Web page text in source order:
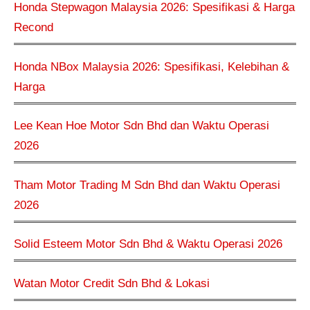
Honda Stepwagon Malaysia 2026: Spesifikasi & Harga
Recond
Honda NBox Malaysia 2026: Spesifikasi, Kelebihan &
Harga
Lee Kean Hoe Motor Sdn Bhd dan Waktu Operasi
2026
Tham Motor Trading M Sdn Bhd dan Waktu Operasi
2026
Solid Esteem Motor Sdn Bhd & Waktu Operasi 2026
Watan Motor Credit Sdn Bhd & Lokasi